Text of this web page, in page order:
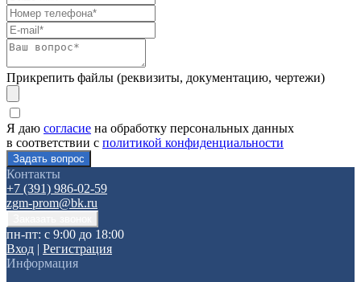
Прикрепить файлы (реквизиты, документацию, чертежи)
Я даю согласие на обработку персональных данных
в соответствии с политикой конфиденциальности
Контакты
+7 (391) 986-02-59
zgm-prom@bk.ru
пн-пт: с 9:00 до 18:00
Вход | Регистрация
Информация